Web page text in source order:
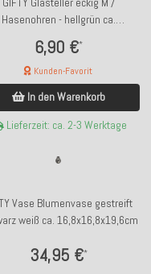
Hasenohren - hellgrün ca.
6,90 €*
Kunden-Favorit
In den Warenkorb
Lieferzeit: ca. 2-3 Werktage
Vase Blumenvase gestreift
weiß ca. 16,8x16,8x19,6cm
34,95 €*